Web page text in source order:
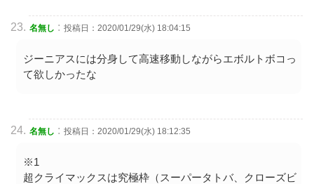
名無し : 投稿日：2020/01/29(水) 18:04:15
ジーニアスには分身して高速移動しながらエボルトボコっ
て欲しかったな
名無し : 投稿日：2020/01/29(水) 18:12:35
※1
超クライマックスは究極枠（スーパータトバ、クローズビ